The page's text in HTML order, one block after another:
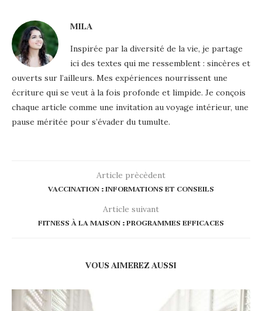
MILA
Inspirée par la diversité de la vie, je partage
ici des textes qui me ressemblent : sincères et
ouverts sur l’ailleurs. Mes expériences nourrissent une
écriture qui se veut à la fois profonde et limpide. Je conçois
chaque article comme une invitation au voyage intérieur, une
pause méritée pour s’évader du tumulte.
Article prècèdent
VACCINATION : INFORMATIONS ET CONSEILS
Article suivant
FITNESS À LA MAISON : PROGRAMMES EFFICACES
VOUS AIMEREZ AUSSI